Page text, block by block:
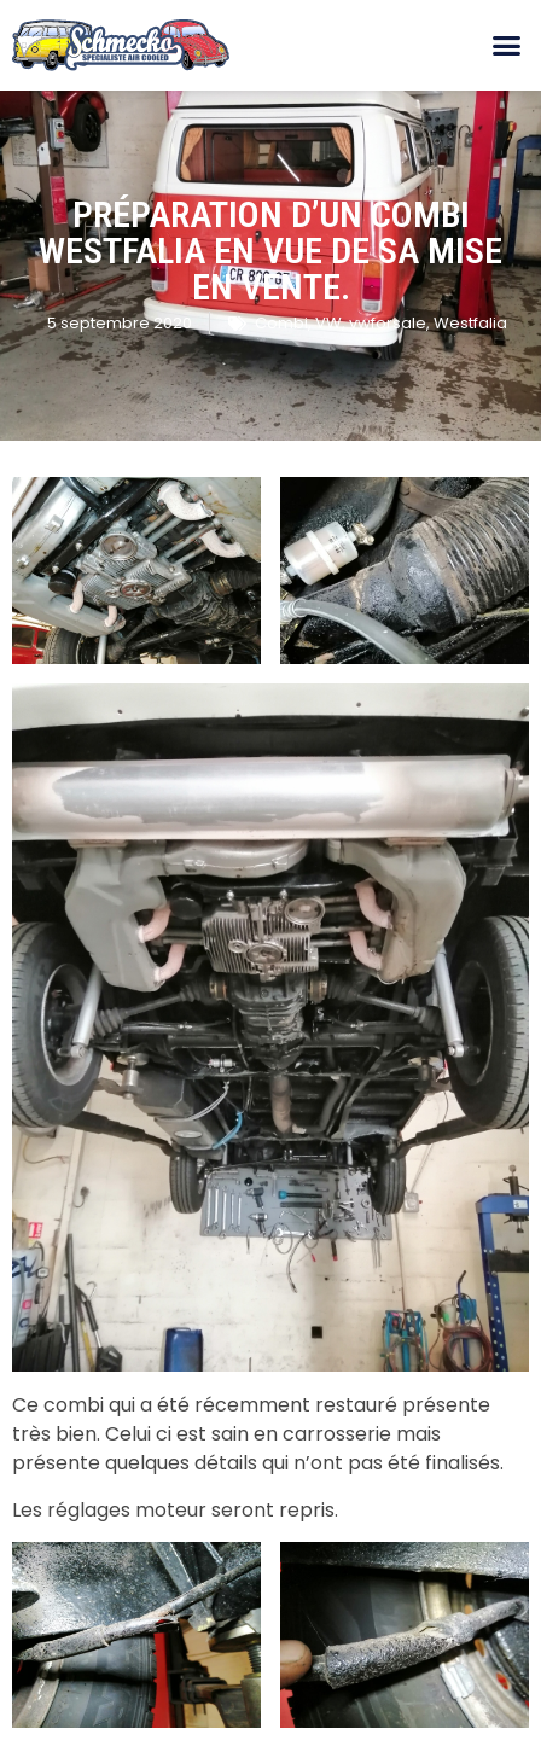
PRÉPARATION D’UN COMBI
WESTFALIA EN VUE DE SA MISE
EN VENTE.
5 septembre 2020 Combi,VW,vwforsale,Westfalia
Ce combi qui a été récemment restauré présente
très bien. Celui ci est sain en carrosserie mais
présente quelques détails qui n’ont pas été finalisés.
Les réglages moteur seront repris.